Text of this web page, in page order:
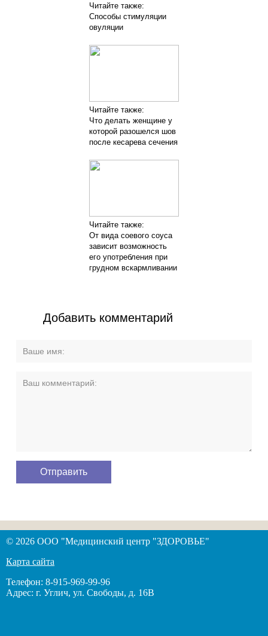
Читайте также:
Способы стимуляции
овуляции
Читайте также:
Что делать женщине у
которой разошелся шов
после кесарева сечения
Читайте также:
От вида соевого соуса
зависит возможность
его употребления при
грудном вскармливании
Добавить комментарий
© 2026 ООО "Медицинский центр "ЗДОРОВЬЕ"
Карта сайта
Телефон: 8-915-969-99-96
Адрес: г. Углич, ул. Свободы, д. 16В